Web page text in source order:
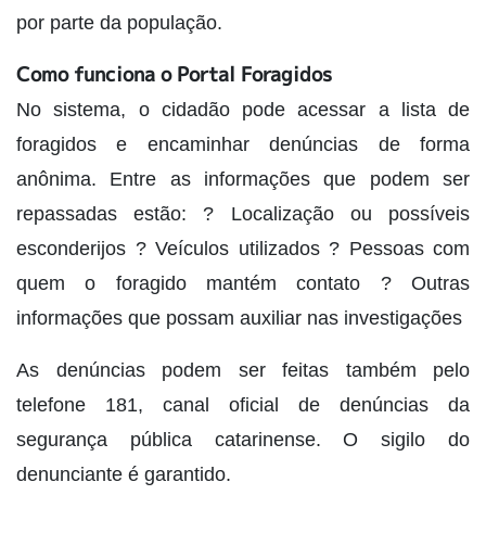
por parte da população.
Como funciona o Portal Foragidos
No sistema, o cidadão pode acessar a lista de
foragidos e encaminhar denúncias de forma
anônima. Entre as informações que podem ser
repassadas estão: ? Localização ou possíveis
esconderijos ? Veículos utilizados ? Pessoas com
quem o foragido mantém contato ? Outras
informações que possam auxiliar nas investigações
As denúncias podem ser feitas também pelo
telefone 181, canal oficial de denúncias da
segurança pública catarinense. O sigilo do
denunciante é garantido.